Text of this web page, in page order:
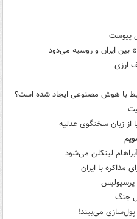
پیوست
بین ایران و روسیه می‌دود
با هوش مصنوعی ایجاد شده است؟
زبان سخنگوی عدلیه
لینکلن می‌شود
مذاکره با ایران
پرسپولیس
جنگ
می‌بیند!